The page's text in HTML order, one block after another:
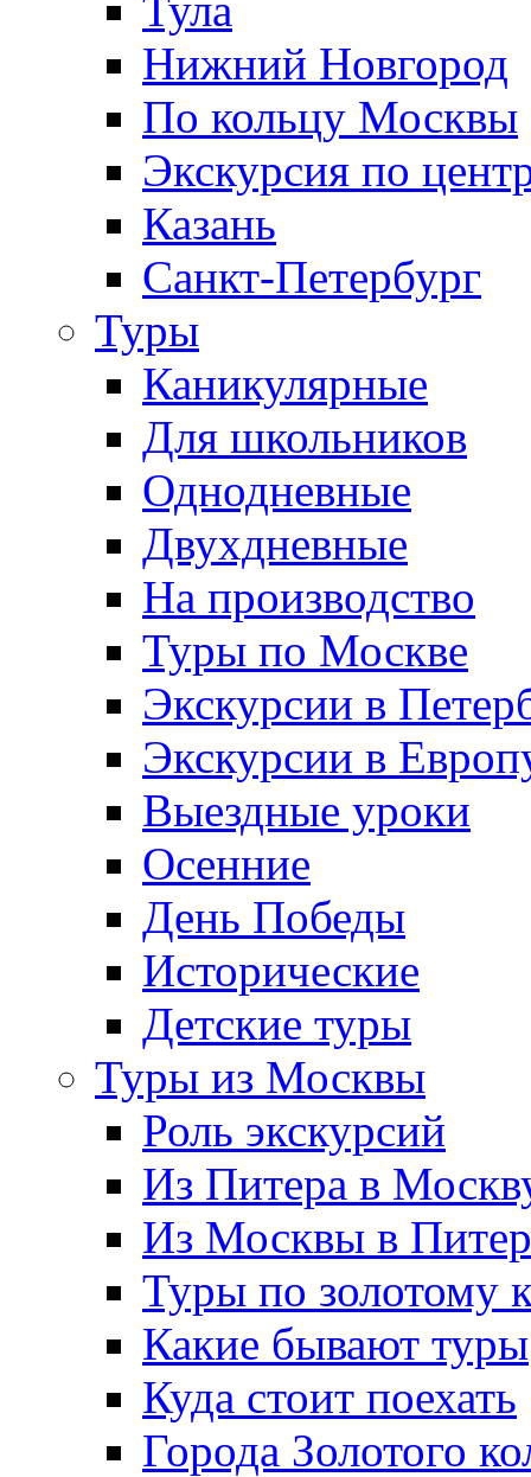
Нижний Новгород
По кольцу Москвы
Экскурсия по
Казань
Санкт-Петербург
Туры
Каникулярные
Для школьников
Однодневные
Двухдневные
На производство
Туры по Москве
Экскурсии в
Экскурсии в
Выездные уроки
Осенние
День Победы
Исторические
Детские туры
Туры из Москвы
Роль экскурсий
Из Питера в
Из Москвы в Питер
Туры по золотому
Какие бывают туры
Куда стоит поехать
Города Золотого